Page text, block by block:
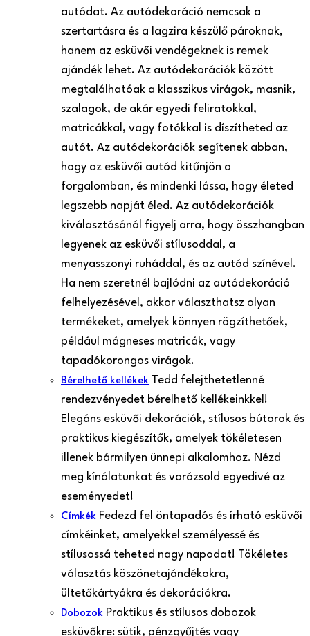
autódat. Az autódekoráció nemcsak a
szertartásra és a lagzira készülő pároknak,
hanem az esküvői vendégeknek is remek
ajándék lehet. Az autódekorációk között
megtalálhatóak a klasszikus virágok, masnik,
szalagok, de akár egyedi feliratokkal,
matricákkal, vagy fotókkal is díszítheted az
autót. Az autódekorációk segítenek abban,
hogy az esküvői autód kitűnjön a
forgalomban, és mindenki lássa, hogy életed
legszebb napját éled. Az autódekorációk
kiválasztásánál figyelj arra, hogy összhangban
legyenek az esküvői stílusoddal, a
menyasszonyi ruháddal, és az autód színével.
Ha nem szeretnél bajlódni az autódekoráció
felhelyezésével, akkor választhatsz olyan
termékeket, amelyek könnyen rögzíthetőek,
például mágneses matricák, vagy
tapadókorongos virágok.
Bérelhető kellékek Tedd felejthetetlenné
rendezvényedet bérelhető kellékeinkkel!
Elegáns esküvői dekorációk, stílusos bútorok és
praktikus kiegészítők, amelyek tökéletesen
illenek bármilyen ünnepi alkalomhoz. Nézd
meg kínálatunkat és varázsold egyedivé az
eseményedet!
Címkék Fedezd fel öntapadós és írható esküvői
címkéinket, amelyekkel személyessé és
stílusossá teheted nagy napodat! Tökéletes
választás köszönetajándékokra,
ültetőkártyákra és dekorációkra.
Dobozok Praktikus és stílusos dobozok
esküvőkre: sütik, pénzgyűjtés vagy